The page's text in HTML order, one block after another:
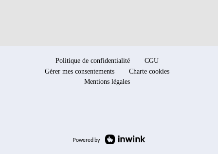
Politique de confidentialité
CGU
Gérer mes consentements
Charte cookies
Mentions légales
Powered by